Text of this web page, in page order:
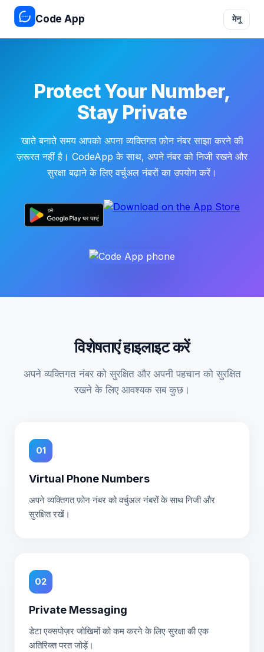
Code App मेनू
Protect Your Number,
Stay Private
खाते बनाते समय आपको अपना व्यक्तिगत फ़ोन नंबर साझा करने की
ज़रूरत नहीं है। CodeApp के साथ, अपने नंबर को निजी रखने और
सुरक्षा बढ़ाने के लिए वर्चुअल नंबरों का उपयोग करें।
विशेषताएं हाइलाइट करें
अपने व्यक्तिगत नंबर को सुरक्षित और अपनी पहचान को सुरक्षित
रखने के लिए आवश्यक सब कुछ।
01
Virtual Phone Numbers
अपने व्यक्तिगत फ़ोन नंबर को वर्चुअल नंबरों के साथ निजी और
सुरक्षित रखें।
02
Private Messaging
डेटा एक्सपोज़र जोखिमों को कम करने के लिए सुरक्षा की एक
अतिरिक्त परत जोड़ें।